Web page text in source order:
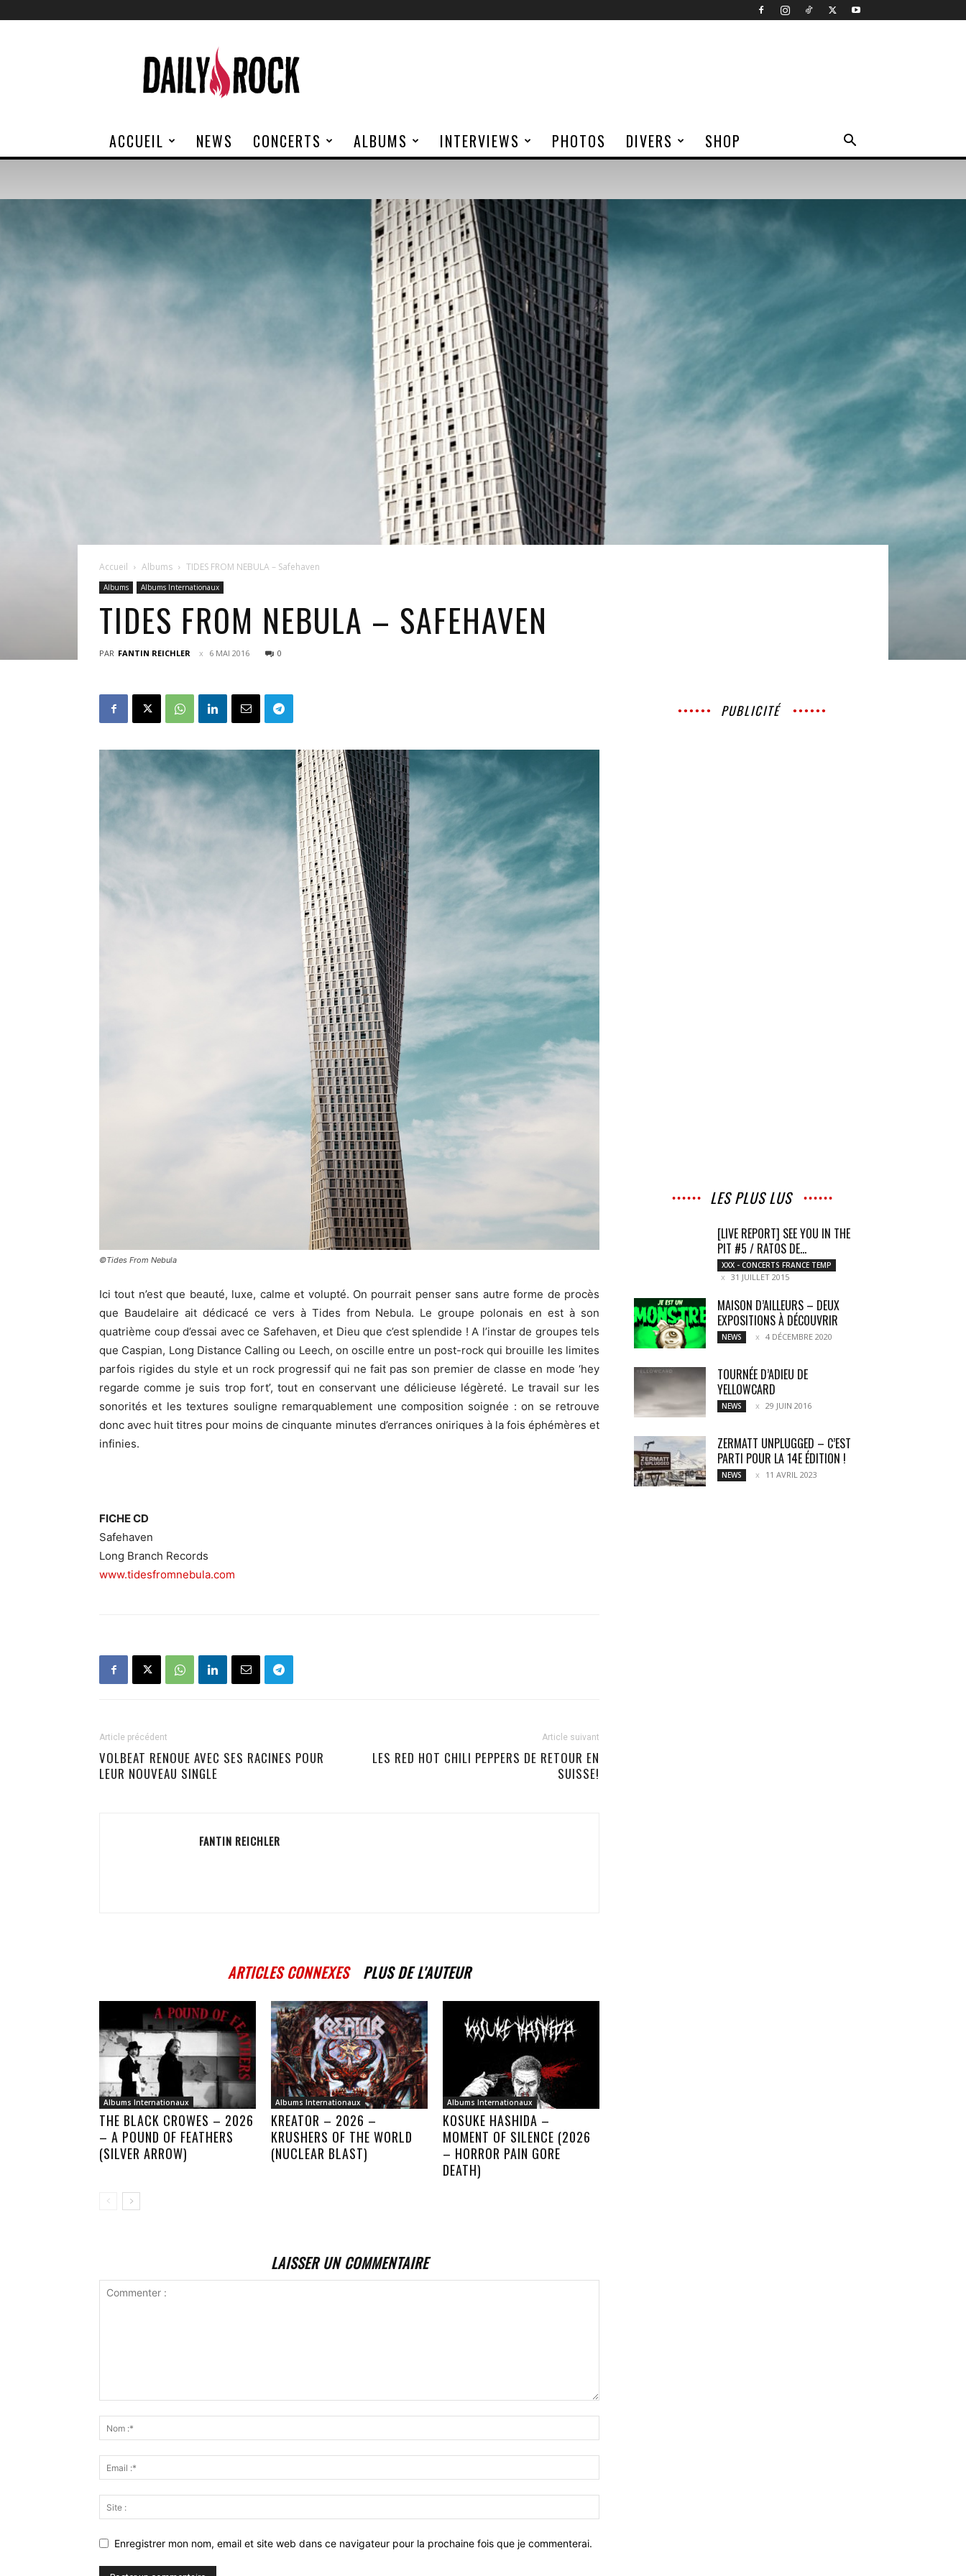
Rock
ACCUEIL NEWS CONCERTS ALBUMS INTERVIEWS PHOTOS DIVERS SHOP
Accueil Albums TIDES FROM NEBULA – Safehaven
Albums Albums Internationaux
TIDES FROM NEBULA – SAFEHAVEN
PAR FANTIN REICHLER 6 MAI 2016 0
©Tides From Nebula
Ici tout n’est que beauté, luxe, calme et volupté. On pourrait penser sans autre forme de procès
que Baudelaire ait dédicacé ce vers à Tides from Nebula. Le groupe polonais en est à son
quatrième coup d’essai avec ce Safehaven, et Dieu que c’est splendide ! A l’instar de groupes tels
que Caspian, Long Distance Calling ou Leech, on oscille entre un post-rock qui brouille les limites
parfois rigides du style et un rock progressif qui ne fait pas son premier de classe en mode ‘hey
regarde comme je suis trop fort’, tout en conservant une délicieuse légèreté. Le travail sur les
sonorités et les textures souligne remarquablement une composition soignée : on se retrouve
donc avec huit titres pour moins de cinquante minutes d’errances oniriques à la fois éphémères et
infinies.
FICHE CD
Safehaven
Long Branch Records
www.tidesfromnebula.com
Article précédent
VOLBEAT RENOUE AVEC SES RACINES POUR
LEUR NOUVEAU SINGLE
Article suivant
LES RED HOT CHILI PEPPERS DE RETOUR EN
SUISSE!
FANTIN REICHLER
ARTICLES CONNEXES PLUS DE L'AUTEUR
Albums Internationaux
THE BLACK CROWES – 2026
– A POUND OF FEATHERS
(SILVER ARROW)
Albums Internationaux
KREATOR – 2026 –
KRUSHERS OF THE WORLD
(NUCLEAR BLAST)
Albums Internationaux
KOSUKE HASHIDA –
MOMENT OF SILENCE (2026
– HORROR PAIN GORE
DEATH)
LAISSER UN COMMENTAIRE
Enregistrer mon nom, email et site web dans ce navigateur pour la prochaine fois que je commenterai.
PUBLICITÉ
LES PLUS LUS
[LIVE REPORT] SEE YOU IN THE
PIT #5 / RATOS DE...
XXX - CONCERTS FRANCE TEMP
31 JUILLET 2015
MAISON D’AILLEURS – DEUX
EXPOSITIONS À DÉCOUVRIR
NEWS 4 DÉCEMBRE 2020
TOURNÉE D’ADIEU DE
YELLOWCARD
NEWS 29 JUIN 2016
ZERMATT UNPLUGGED – C’EST
PARTI POUR LA 14E ÉDITION !
NEWS 11 AVRIL 2023